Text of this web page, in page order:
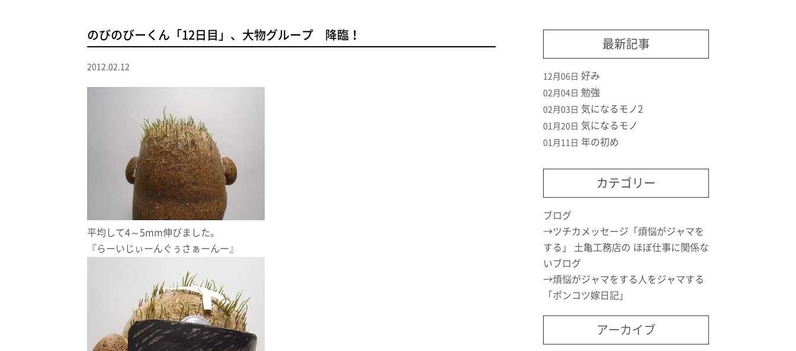
のびのびーくん「12日目」、大物グループ 降臨！
2012.02.12
平均して4～5mm伸びました。
『らーいじぃーんぐぅさぁーんー』
最新記事
12月06日 好み
02月04日 勉強
02月03日 気になるモノ2
01月20日 気になるモノ
01月11日 年の初め
カテゴリー
ブログ
ツチカメッセージ「煩悩がジャマを
する」 土亀工務店の ほぼ仕事に関係な
いブログ
煩悩がジャマをする人をジャマする
「ポンコツ嫁日記」
アーカイブ